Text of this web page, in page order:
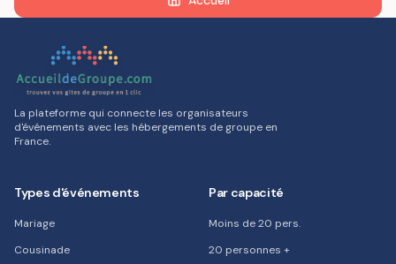
La plateforme qui connecte les organisateurs
d'événements avec les hébergements de groupe en
France.
Types d'événements
Mariage
Cousinade
Par capacité
Moins de 20 pers.
20 personnes +